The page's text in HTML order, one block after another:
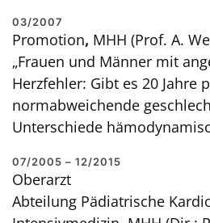
03/2007
Promotion, MHH (Prof. A.
„Frauen und Männer mit
Herzfehler: Gibt es 20 Jahre
normabweichende
Unterschiede
07/2005 – 12/2015
Oberarzt
Abteilung Pädiatrische